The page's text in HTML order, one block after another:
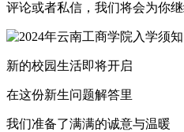
评论或者私信，我们将会为你继
新的校园生活即将开启
在这份新生问题解答里
我们准备了满满的诚意与温暖